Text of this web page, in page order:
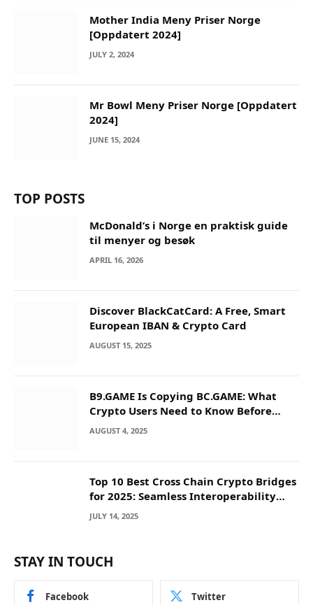
Mother India Meny Priser Norge
[Oppdatert 2024]
JULY 2, 2024
Mr Bowl Meny Priser Norge [Oppdatert
2024]
JUNE 15, 2024
TOP POSTS
McDonald’s i Norge en praktisk guide
til menyer og besøk
APRIL 16, 2026
Discover BlackCatCard: A Free, Smart
European IBAN & Crypto Card
AUGUST 15, 2025
B9.GAME Is Copying BC.GAME: What
Crypto Users Need to Know Before
They Deposit
AUGUST 4, 2025
Top 10 Best Cross Chain Crypto Bridges
for 2025: Seamless Interoperability
Across Blockchain Networks
JULY 14, 2025
STAY IN TOUCH
Facebook Twitter